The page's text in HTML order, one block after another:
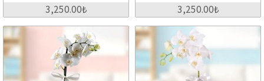
3,250.00₺ 3,250.00₺